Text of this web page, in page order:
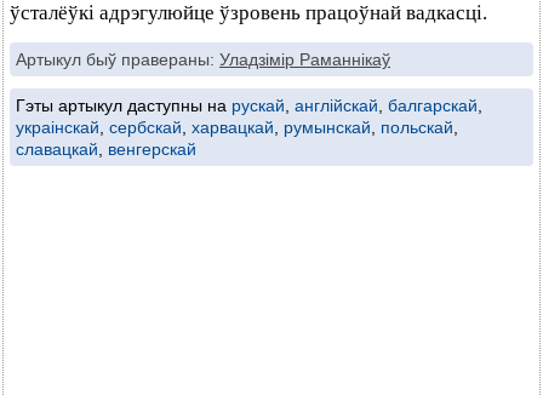
ўсталёўкі адрэгулюйце ўзровень працоўнай вадкасці.
Артыкул быў правераны: Уладзімір Раманнікаў
Гэты артыкул даступны на рускай англійскай балгарскай
украінскай сербскай харвацкай румынскай польскай
славацкай
венгерскай